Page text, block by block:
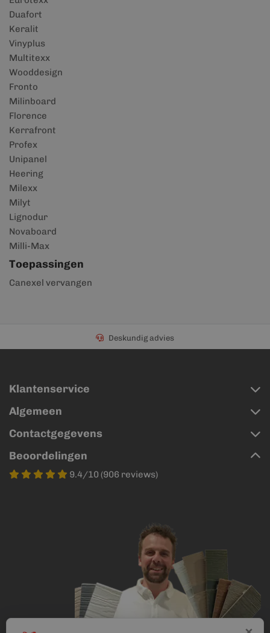
Duafort
Keralit
Vinyplus
Multitexx
Wooddesign
Fronto
Milinboard
Florence
Kerrafront
Profex
Unipanel
Heering
Milexx
Milyt
Lignodur
Novaboard
Milli-Max
Toepassingen
Canexel vervangen
Deskundig advies
Klantenservice
Algemeen
Contactgegevens
Beoordelingen
9.4/10 (906 reviews)